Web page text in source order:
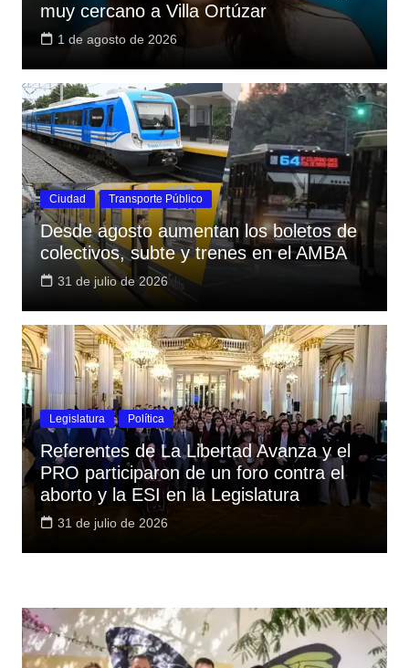
muy cercano a Villa Ortúzar
1 de agosto de 2026
Ciudad Transporte Público
Desde agosto aumentan los boletos de
colectivos, subte y trenes en el AMBA
31 de julio de 2026
Legislatura Política
Referentes de La Libertad Avanza y el
PRO participaron de un foro contra el
aborto y la ESI en la Legislatura
31 de julio de 2026